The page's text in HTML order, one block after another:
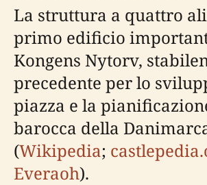
La struttura a quattro
primo edificio
Kongens Nytorv,
precedente per lo
piazza e la
barocca della
(Wikipedia;
Everaoh).